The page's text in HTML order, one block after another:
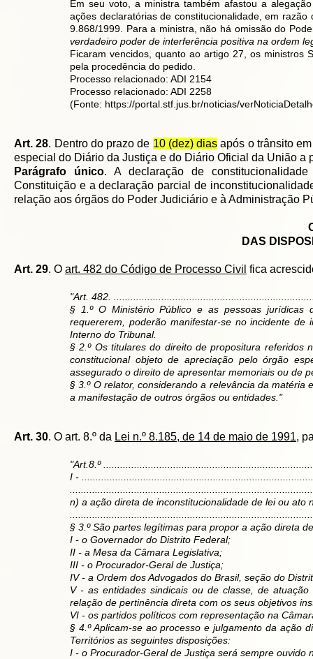
Em seu voto, a ministra também afastou a
ações declaratórias de constitucionalidade, em
9.868/1999. Para a ministra, não há omissão do
verdadeiro poder de interferência positiva na ordem
Ficaram vencidos, quanto ao artigo 27, os ministros
pela procedência do pedido.
Processo relacionado: ADI 2154
Processo relacionado: ADI 2258
(Fonte: https://portal.stf.jus.br/noticias/
Art. 28. Dentro do prazo de 10 (dez) dias após o trânsito
especial do Diário da Justiça e do Diário Oficial da União a
Parágrafo único. A declaração de
Constituição e a declaração parcial de
relação aos órgãos do Poder Judiciário e à Administração
DAS
Art. 29. O art. 482 do Código de Processo Civil fica
"Art. 482.
§ 1.º O Ministério Público e as pessoas jurídicas
requererem, poderão manifestar-se no incidente de
Interno do Tribunal.
§ 2.º Os titulares do direito de propositura referidos
constitucional objeto de apreciação pelo órgão
assegurado o direito de apresentar memoriais ou de
§ 3.º O relator, considerando a relevância da
a manifestação de outros órgãos ou entidades."
Art. 30. O art. 8.º da Lei n.º 8.185, de 14 de maio de 1991,
"Art.8.º
I -
n) a ação direta de inconstitucionalidade de lei ou
§ 3.º São partes legítimas para propor a ação direta
I - o Governador do Distrito Federal;
II - a Mesa da Câmara Legislativa;
III - o Procurador-Geral de Justiça;
IV - a Ordem dos Advogados do Brasil, seção do
V - as entidades sindicais ou de classe, de
relação de pertinência direta com os seus objetivos
VI - os partidos políticos com representação na
§ 4.º Aplicam-se ao processo e julgamento da ação
Territórios as seguintes disposições:
I - o Procurador-Geral de Justiça será sempre ouvido